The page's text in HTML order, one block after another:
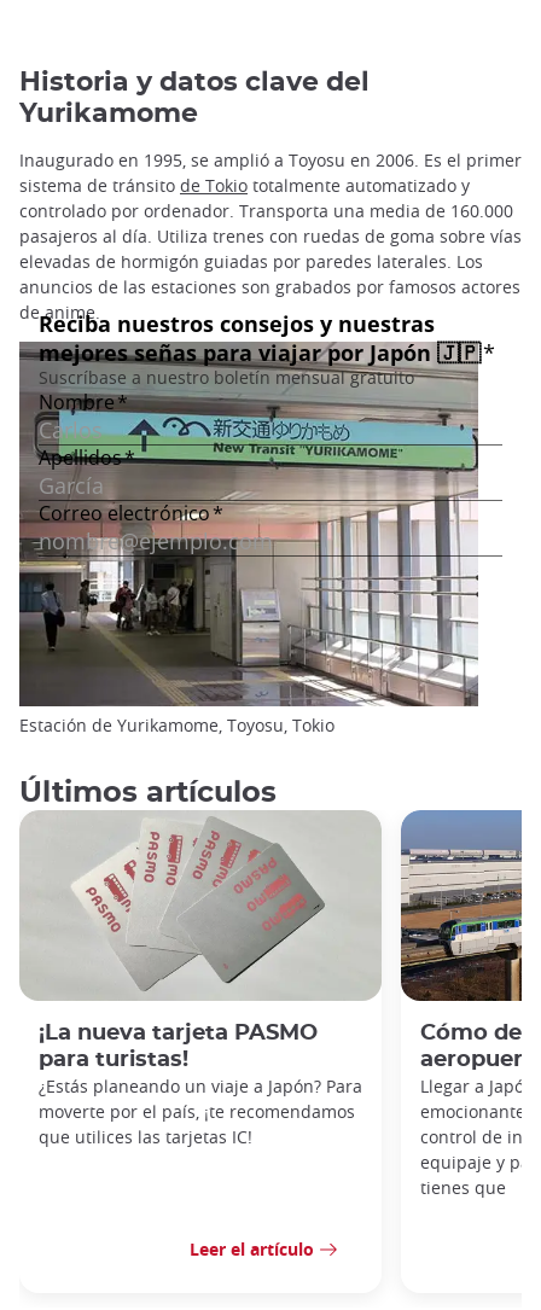
Historia y datos clave del
Yurikamome
Inaugurado en 1995, se amplió a Toyosu en 2006. Es el primer
sistema de tránsito de Tokio totalmente automatizado y
controlado por ordenador. Transporta una media de 160.000
pasajeros al día. Utiliza trenes con ruedas de goma sobre vías
elevadas de hormigón guiadas por paredes laterales. Los
anuncios de las estaciones son grabados por famosos actores
de anime.
Estación de Yurikamome, Toyosu, Tokio
Últimos artículos
¡La nueva tarjeta PASMO
para turistas!
¿Estás planeando un viaje a Japón? Para
moverte por el país, ¡te recomendamos
que utilices las tarjetas IC!
Leer el artículo
Cómo
Llegar a
emocionante,
control de
equipaje y
tienes que